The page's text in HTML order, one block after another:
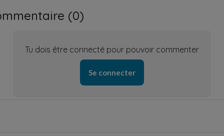
(0)
Tu dois être connecté pour pouvoir commenter
Se connecter